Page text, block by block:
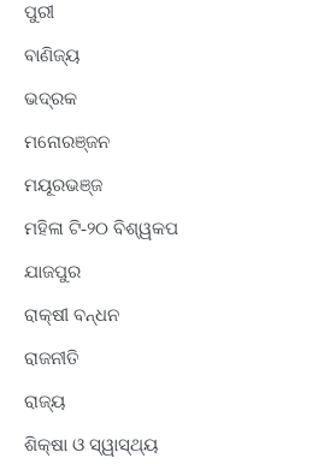
ପୁରୀ
ବାଣିଜ୍ୟ
ଭଦ୍ରକ
ମନୋରଞ୍ଜନ
ମୟୂରଭଞ୍ଜ
ମହିଳା ଟି-୨୦ ବିଶ୍ୱକପ
ଯାଜପୁର
ରାକ୍ଷୀ ବନ୍ଧନ
ରାଜନୀତି
ରାଜ୍ୟ
ଶିକ୍ଷା ଓ ସ୍ୱାସ୍ଥ୍ୟ